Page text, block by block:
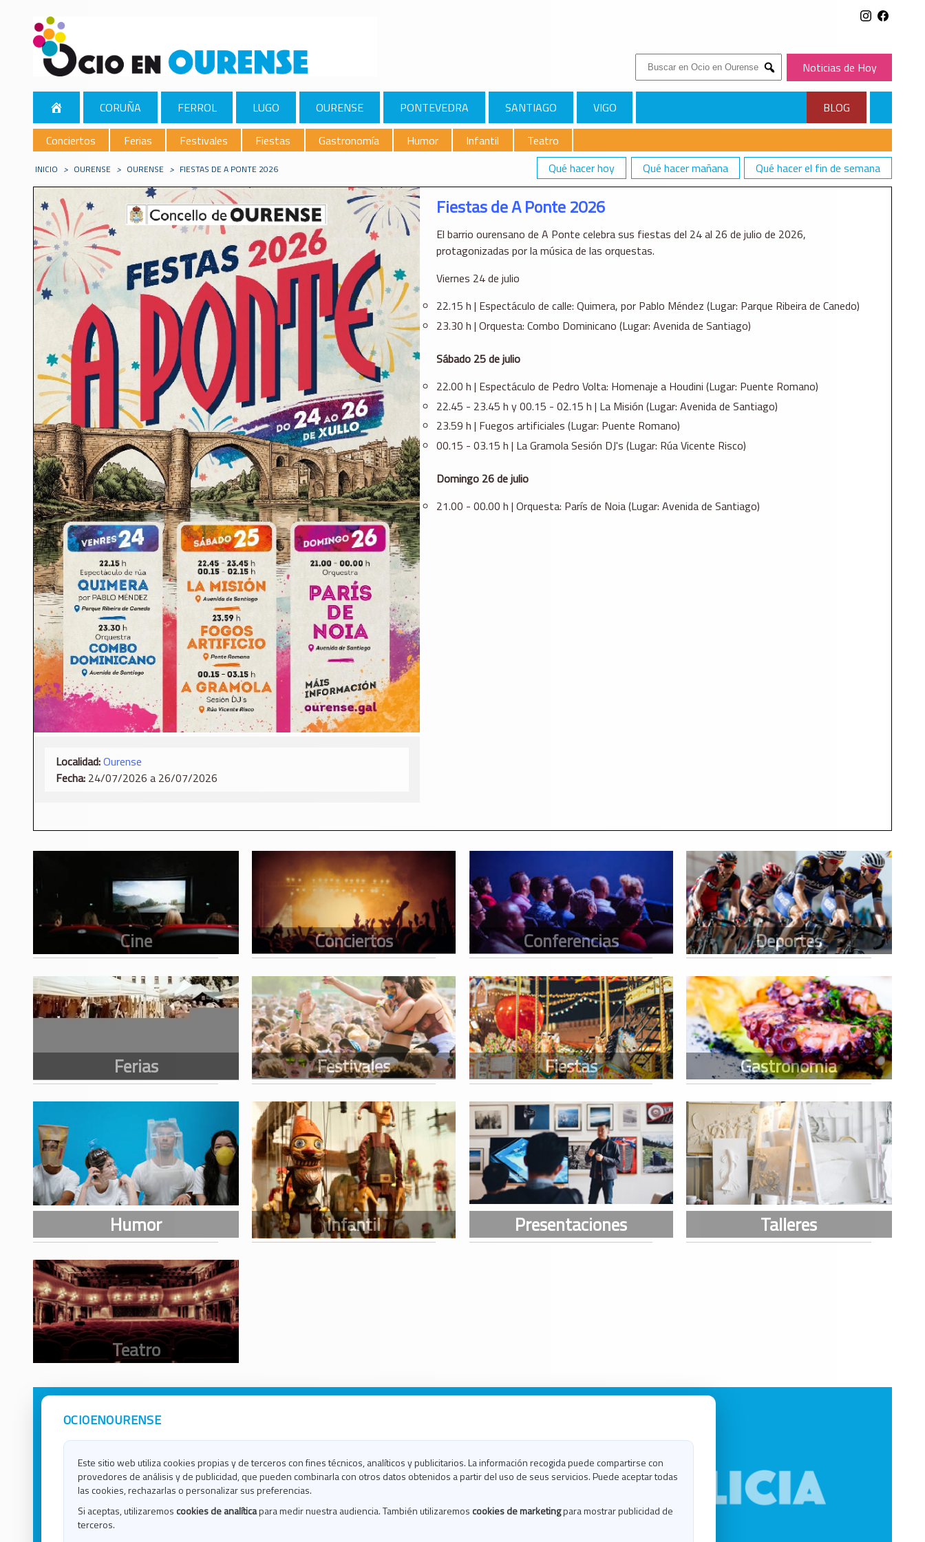
Buscar:
Submit
Noticias de Hoy
CORUÑA FERROL LUGO OURENSE PONTEVEDRA SANTIAGO VIGO
BLOG
Conciertos
Ferias Festivales Fiestas Gastronomía Humor Infantil
Teatro
Qué hacer hoy
Qué hacer mañana Qué hacer el fin de semana
INICIO > OURENSE > OURENSE > FIESTAS DE A PONTE 2026
Localidad:Ourense
Fecha: 24/07/2026 a 26/07/2026
Fiestas de A Ponte 2026
El barrio ourensano de A Ponte celebra sus fiestas del 24 al 26 de julio de 2026,
protagonizadas por la música de las orquestas.
Viernes 24 de julio
22.15 h | Espectáculo de calle: Quimera, por Pablo Méndez (Lugar: Parque Ribeira de Canedo)
23.30 h | Orquesta: Combo Dominicano (Lugar: Avenida de Santiago)
Sábado 25 de julio
22.00 h | Espectáculo de Pedro Volta: Homenaje a Houdini (Lugar: Puente Romano)
22.45 - 23.45 h y 00.15 - 02.15 h | La Misión (Lugar: Avenida de Santiago)
23.59 h | Fuegos artificiales (Lugar: Puente Romano)
00.15 - 03.15 h | La Gramola Sesión DJ's (Lugar: Rúa Vicente Risco)
Domingo 26 de julio
21.00 - 00.00 h | Orquesta: París de Noia (Lugar: Avenida de Santiago)
OCIOENOURENSE
Este sitio web utiliza cookies propias y de terceros con fines técnicos, analíticos y publicitarios. La información recogida puede compartirse con
provedores de análisis y de publicidad, que pueden combinarla con otros datos obtenidos a partir del uso de seus servicios. Puede aceptar todas
las cookies, rechazarlas o personalizar sus preferencias.
Si aceptas, utilizaremos cookies de analíticapara medir nuestra audiencia. También utilizaremos cookies de marketingpara mostrar publicidad de
terceros.
Avisos Legales
Política de Cookies
Ocio en Lugo
Ocio en Ourense
Ocio en Santiago